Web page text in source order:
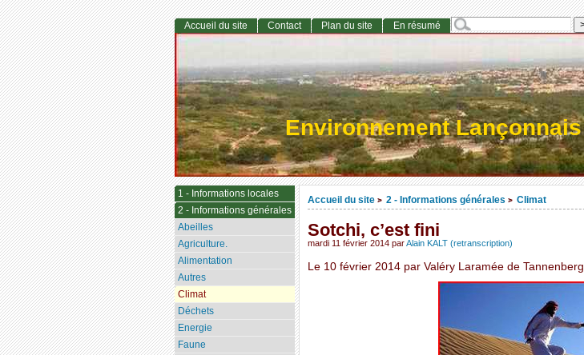
Environnement Lançonnais
Accueil du site > 2 - Informations générales > Climat
Sotchi, c’est fini
mardi 11 février 2014 parAlain KALT (retranscription)
Le 10 février 2014 par Valéry Laramée de Tannenberg
Accueil du site Contact Plan du site En résumé
1 - Informations locales
2 - Informations générales
Abeilles
Agriculture.
Alimentation
Autres
Climat
Déchets
Energie
Faune